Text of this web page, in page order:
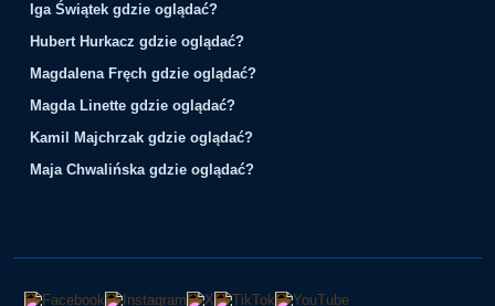
Iga Świątek gdzie oglądać?
Hubert Hurkacz gdzie oglądać?
Magdalena Fręch gdzie oglądać?
Magda Linette gdzie oglądać?
Kamil Majchrzak gdzie oglądać?
Maja Chwalińska gdzie oglądać?